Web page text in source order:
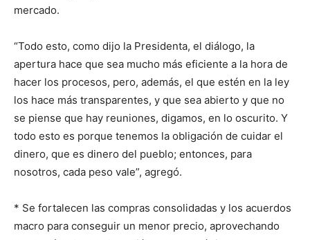
mercado.
“Todo esto, como dijo la Presidenta, el diálogo, la
apertura hace que sea mucho más eficiente a la hora de
hacer los procesos, pero, además, el que estén en la ley
los hace más transparentes, y que sea abierto y que no
se piense que hay reuniones, digamos, en lo oscurito. Y
todo esto es porque tenemos la obligación de cuidar el
dinero, que es dinero del pueblo; entonces, para
nosotros, cada peso vale”, agregó.
* Se fortalecen las compras consolidadas y los acuerdos
macro para conseguir un menor precio, aprovechando